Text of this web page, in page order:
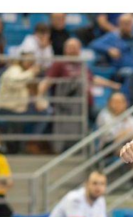
BIP
Polityka
Polityka
Procedura